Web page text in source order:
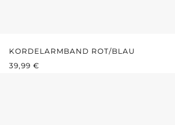
KORDELARMBAND ROT/BLAU
REGULÄRER PREIS:
39,99 €